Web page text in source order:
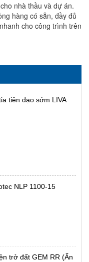
nhà thầu và dự án.
hàng có sẵn, đầy đủ
cho công trình trên
tiên đạo sớm LIVA
NLP 1100-15
trở đất GEM RR (Ấn